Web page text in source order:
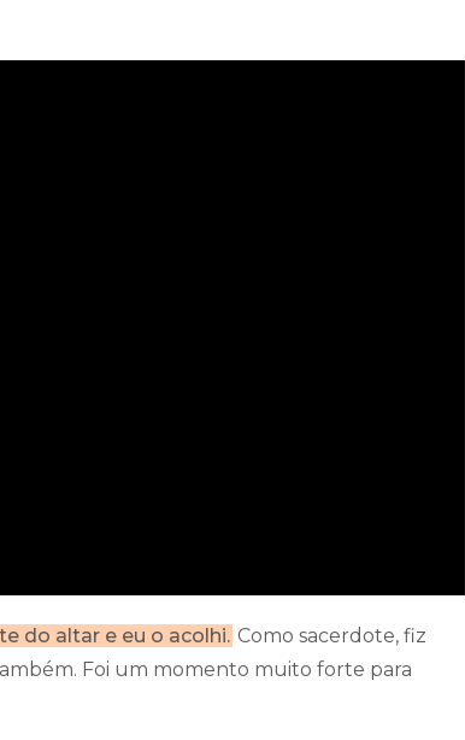
do altar e eu o acolhi. Como sacerdote, fiz
Foi um momento muito forte para